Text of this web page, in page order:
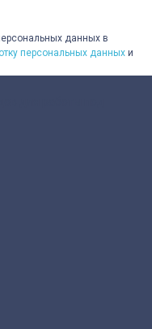
данных в
персональных данных и